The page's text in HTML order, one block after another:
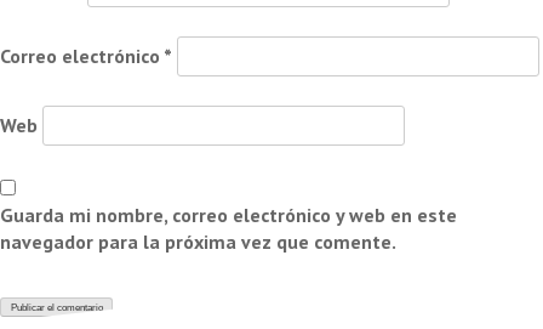
Correo electrónico *
Web
Guarda mi nombre, correo electrónico y web en este
navegador para la próxima vez que comente.